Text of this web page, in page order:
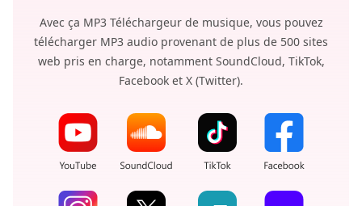
Avec ça MP3 Téléchargeur de musique, vous pouvez
télécharger MP3 audio provenant de plus de 500 sites
web pris en charge, notamment SoundCloud, TikTok,
Facebook et X (Twitter).